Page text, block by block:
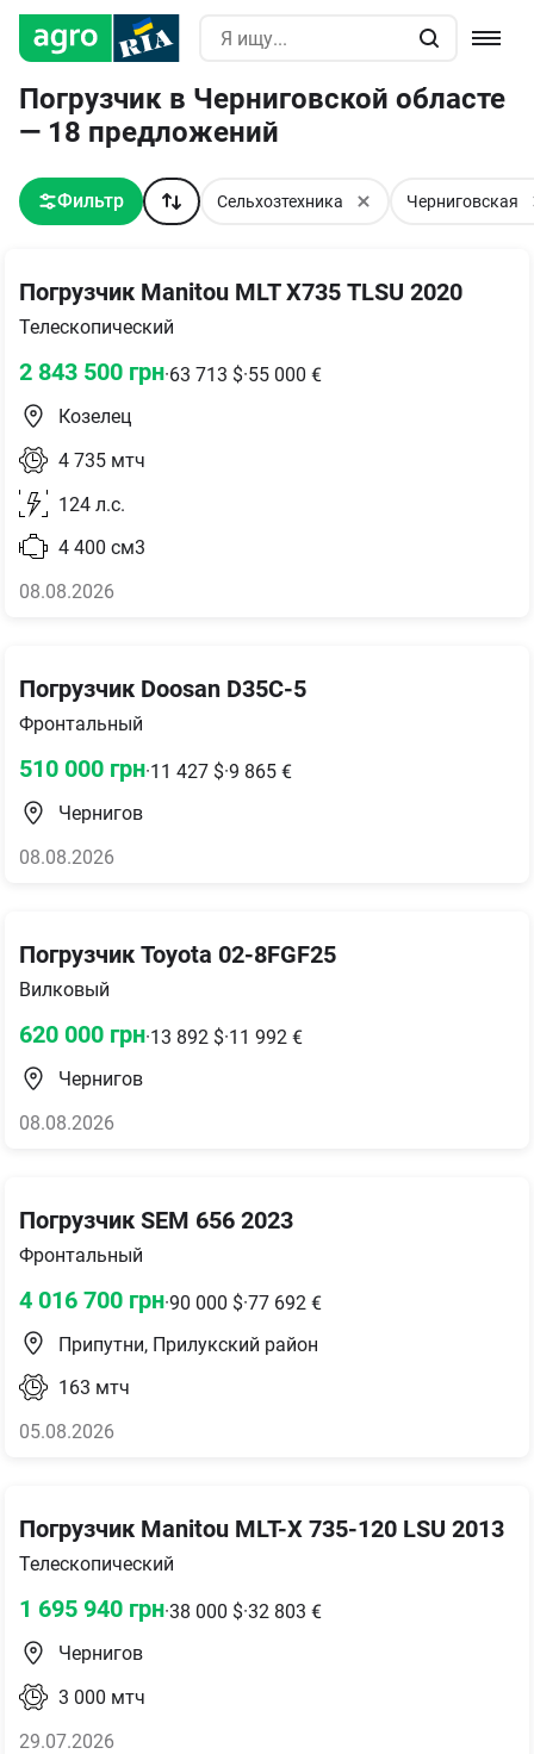
Погрузчик в Черниговской областе
— 18 предложений
Фильтр Сельхозтехника Черниговская
Погрузчик Manitou MLT Х735 ТLSU 2020
Телескопический
2 843 500 грн·63 713 $·55 000 €
Козелец
4 735 мтч
124 л.с.
4 400 см3
08.08.2026
Погрузчик Doosan D35C-5
Фронтальный
510 000 грн·11 427 $·9 865 €
Чернигов
08.08.2026
Погрузчик Toyota 02-8FGF25
Вилковый
620 000 грн·13 892 $·11 992 €
Чернигов
08.08.2026
Погрузчик SEM 656 2023
Фронтальный
4 016 700 грн·90 000 $·77 692 €
Припутни, Прилукский район
163 мтч
05.08.2026
Погрузчик Manitou MLT-X 735-120 LSU 2013
Телескопический
1 695 940 грн·38 000 $·32 803 €
Чернигов
3 000 мтч
29.07.2026